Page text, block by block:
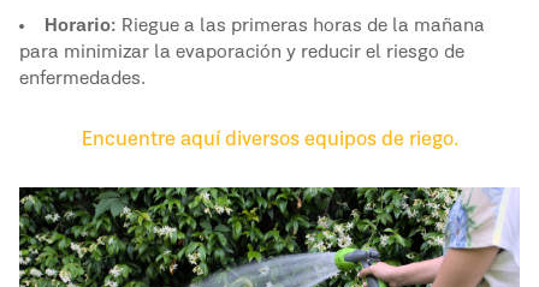
Horario: Riegue a las primeras horas de la mañana
para minimizar la evaporación y reducir el riesgo de
enfermedades.
Encuentre aquí diversos equipos de riego.